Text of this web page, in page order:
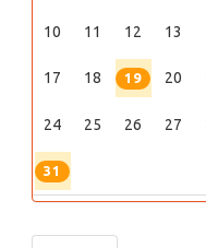
10 11 12 13
17 18 19 20
24 25 26 27
31